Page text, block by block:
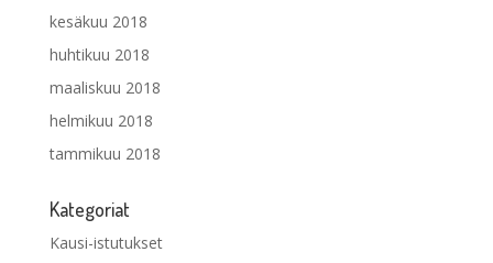
kesäkuu 2018
huhtikuu 2018
maaliskuu 2018
helmikuu 2018
tammikuu 2018
Kategoriat
Kausi-istutukset